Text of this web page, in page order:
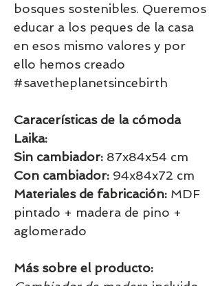
bosques sostenibles. Queremos
educar a los peques de la casa
en esos mismo valores y por
ello hemos creado
#savetheplanetsincebirth
Caracerísticas de la cómoda
Laika:
Sin cambiador: 87x84x54 cm
Con cambiador: 94x84x72 cm
Materiales de fabricación: MDF
pintado + madera de pino +
aglomerado
Más sobre el producto: